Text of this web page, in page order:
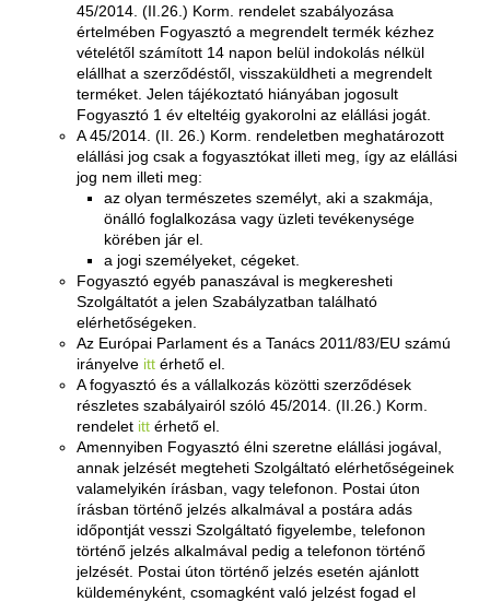
45/2014. (II.26.) Korm. rendelet szabályozása
értelmében Fogyasztó a megrendelt termék kézhez
vételétől számított 14 napon belül indokolás nélkül
elállhat a szerződéstől, visszaküldheti a megrendelt
terméket. Jelen tájékoztató hiányában jogosult
Fogyasztó 1 év elteltéig gyakorolni az elállási jogát.
A 45/2014. (II. 26.) Korm. rendeletben meghatározott
elállási jog csak a fogyasztókat illeti meg, így az elállási
jog nem illeti meg:
az olyan természetes személyt, aki a szakmája,
önálló foglalkozása vagy üzleti tevékenysége
körében jár el.
a jogi személyeket, cégeket.
Fogyasztó egyéb panaszával is megkeresheti
Szolgáltatót a jelen Szabályzatban található
elérhetőségeken.
Az Európai Parlament és a Tanács 2011/83/EU számú
irányelve itt érhető el.
A fogyasztó és a vállalkozás közötti szerződések
részletes szabályairól szóló 45/2014. (II.26.) Korm.
rendelet itt érhető el.
Amennyiben Fogyasztó élni szeretne elállási jogával,
annak jelzését megteheti Szolgáltató elérhetőségeinek
valamelyikén írásban, vagy telefonon. Postai úton
írásban történő jelzés alkalmával a postára adás
időpontját vesszi Szolgáltató figyelembe, telefonon
történő jelzés alkalmával pedig a telefonon történő
jelzését. Postai úton történő jelzés esetén ajánlott
küldeményként, csomagként való jelzést fogad el